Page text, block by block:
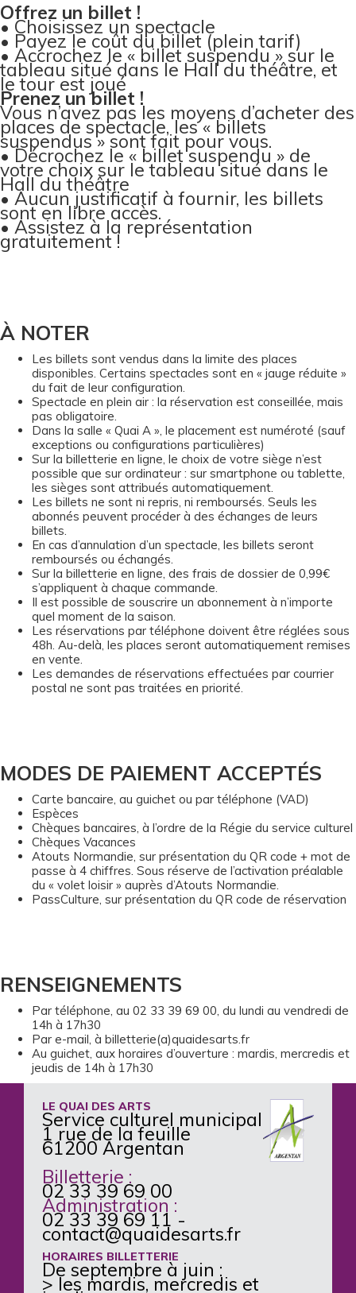
Offrez un billet !
• Choisissez un spectacle
• Payez le coût du billet (plein tarif)
• Accrochez le « billet suspendu » sur le
tableau situé dans le Hall du théâtre, et
le tour est joué
Prenez un billet !
Vous n’avez pas les moyens d’acheter des
places de spectacle, les « billets
suspendus » sont fait pour vous.
• Décrochez le « billet suspendu » de
votre choix sur le tableau situé dans le
Hall du théâtre
• Aucun justificatif à fournir, les billets
sont en libre accès.
• Assistez à la représentation
gratuitement !
À NOTER
Les billets sont vendus dans la limite des places
disponibles. Certains spectacles sont en « jauge réduite »
du fait de leur configuration.
Spectacle en plein air : la réservation est conseillée, mais
pas obligatoire.
Dans la salle « Quai A », le placement est numéroté (sauf
exceptions ou configurations particulières)
Sur la billetterie en ligne, le choix de votre siège n’est
possible que sur ordinateur : sur smartphone ou tablette,
les sièges sont attribués automatiquement.
Les billets ne sont ni repris, ni remboursés. Seuls les
abonnés peuvent procéder à des échanges de leurs
billets.
En cas d’annulation d’un spectacle, les billets seront
remboursés ou échangés.
Sur la billetterie en ligne, des frais de dossier de 0,99€
s’appliquent à chaque commande.
Il est possible de souscrire un abonnement à n’importe
quel moment de la saison.
Les réservations par téléphone doivent être réglées sous
48h. Au-delà, les places seront automatiquement remises
en vente.
Les demandes de réservations effectuées par courrier
postal ne sont pas traitées en priorité.
MODES DE PAIEMENT ACCEPTÉS
Carte bancaire, au guichet ou par téléphone (VAD)
Espèces
Chèques bancaires, à l’ordre de la Régie du service culturel
Chèques Vacances
Atouts Normandie, sur présentation du QR code + mot de
passe à 4 chiffres. Sous réserve de l’activation préalable
du « volet loisir » auprès d’Atouts Normandie.
PassCulture, sur présentation du QR code de réservation
RENSEIGNEMENTS
Par téléphone, au 02 33 39 69 00, du lundi au vendredi de
14h à 17h30
Par e-mail, à billetterie(a)quaidesarts.fr
Au guichet, aux horaires d’ouverture : mardis, mercredis et
jeudis de 14h à 17h30
LE QUAI DES ARTS
Service culturel municipal
1 rue de la feuille
61200 Argentan
Billetterie :
02 33 39 69 00
Administration :
02 33 39 69 11-
contact@quaidesarts.fr
HORAIRES BILLETTERIE
De septembre à juin :
> les mardis, mercredis et